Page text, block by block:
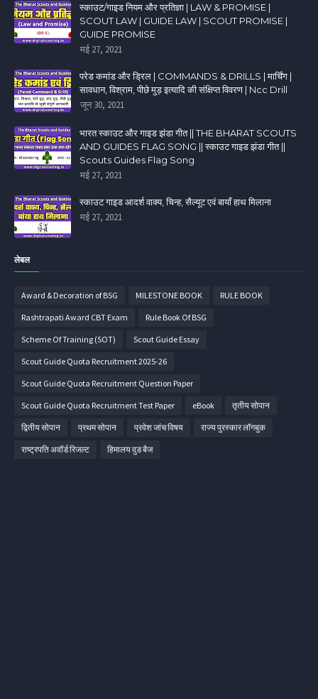
स्काउट/गाइड नियम और प्रतिज्ञा | LAW & PROMISE |
SCOUT LAW | GUIDE LAW | SCOUT PROMISE |
GUIDE PROMISE
मई 27, 2021
परेड कमांड और ड्रिल | COMMANDS & DRILLS | मार्चिंग |
सावधान, विश्राम, पीछे मुड़ इत्यादि की संक्षिप्त विवरण | Ncc Drill
जून 30, 2021
भारत स्काउट और गाइड झंडा गीत || THE BHARAT SCOUTS
AND GUIDES FLAG SONG || स्काउट गाइड झंडा गीत ||
Scouts Guides Flag Song
मई 27, 2021
स्काउट गाइड आदर्श वाक्य, चिन्ह, सैल्यूट एवं बायाँ हाथ मिलाना
मई 27, 2021
लेबल
Award & Decoration of BSG MILESTONE BOOK RULE BOOK
Rashtrapati Award CBT Exam Rule Book Of BSG
Scheme Of Training (SOT) Scout Guide Essay
Scout Guide Quota Recruitment 2025-26
Scout Guide Quota Recruitment Question Paper
Scout Guide Quota Recruitment Test Paper eBook तृतीय सोपान
द्वितीय सोपान प्रथम सोपान प्रवेश जांच विषय राज्य पुरस्कार लॉगबुक
राष्ट्रपति अवॉर्ड रिजल्ट हिमालय वुड बैज